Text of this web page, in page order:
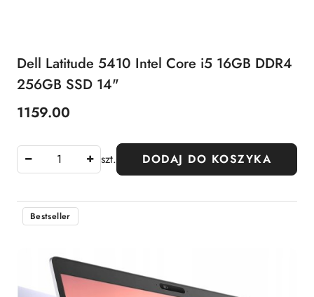
Dell Latitude 5410 Intel Core i5 16GB DDR4
256GB SSD 14"
Cena:
1159.00
szt. DODAJ DO KOSZYKA
Bestseller